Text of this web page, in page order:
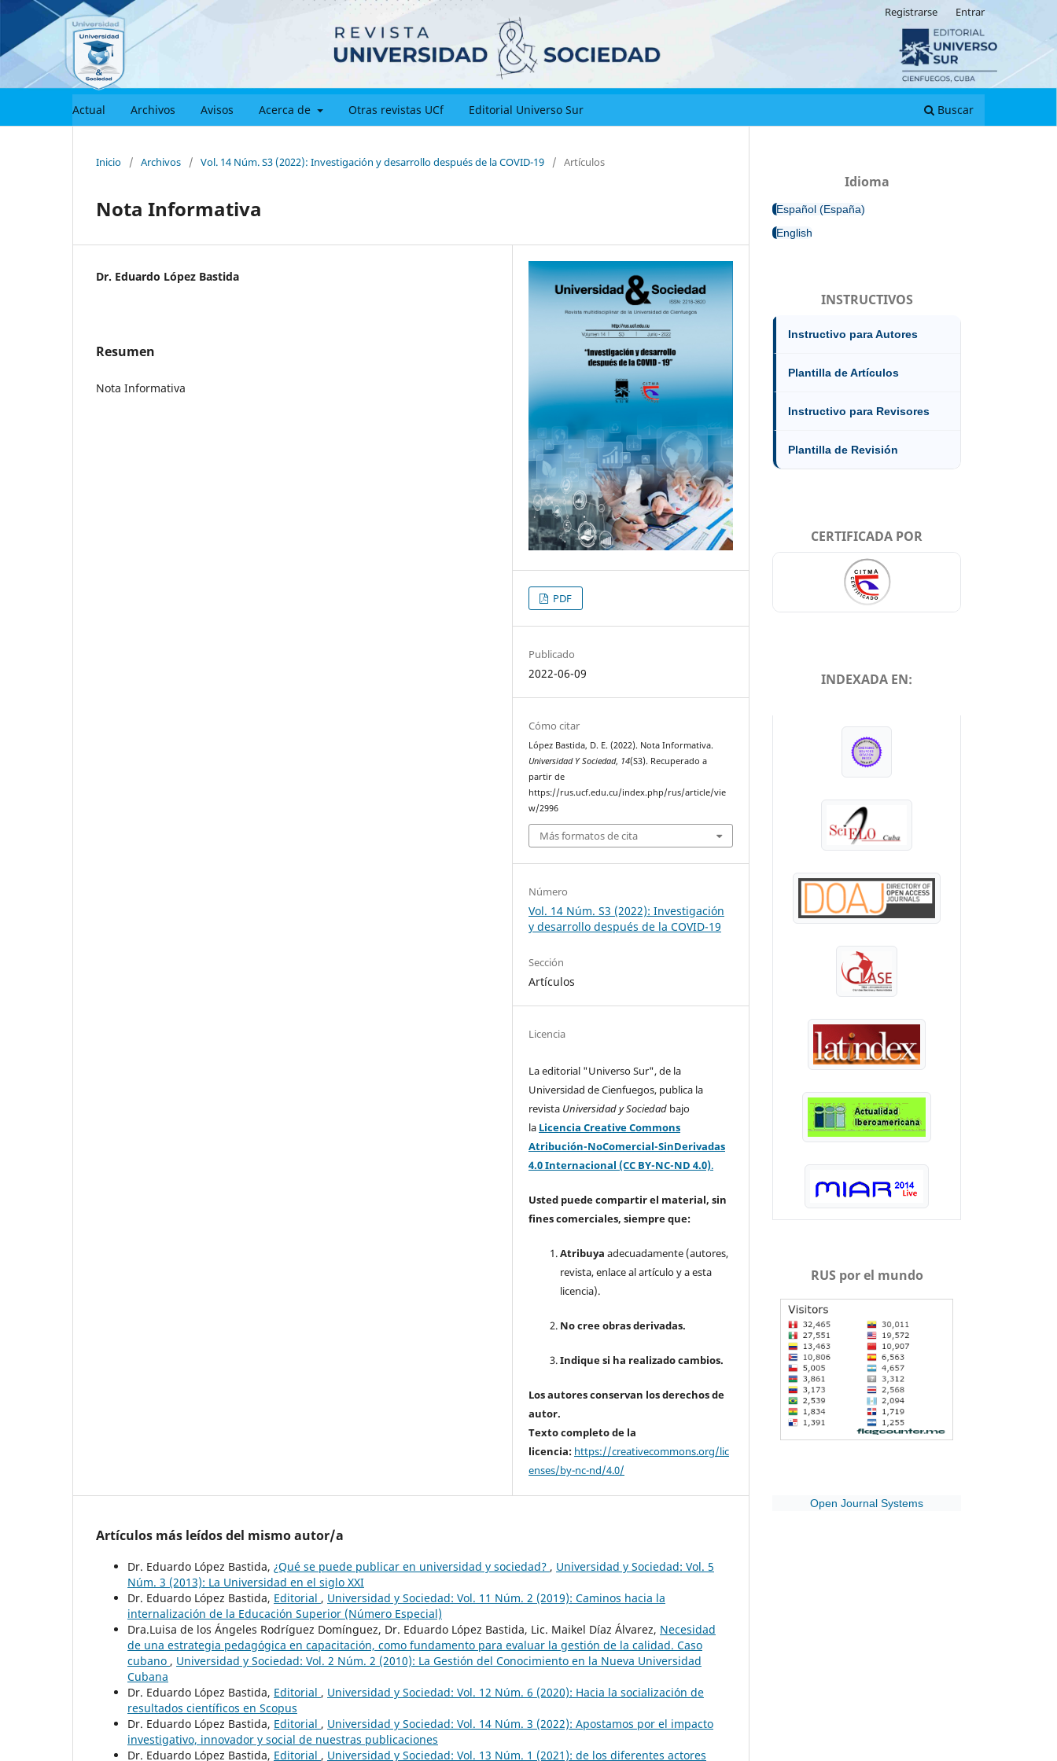
Actual Archivos Avisos Acerca de Otras revistas UCf Editorial Universo Sur Buscar
Registrarse Entrar
Inicio / Archivos / Vol. 14 Núm. S3 (2022): Investigación y desarrollo después de la COVID-19 / Artículos
Nota Informativa
Dr. Eduardo López Bastida
Resumen
Nota Informativa
PDF
Publicado
2022-06-09
Cómo citar
López Bastida, D. E. (2022). Nota Informativa.
Universidad Y Sociedad, 14(S3). Recuperado a
partir de
https://rus.ucf.edu.cu/index.php/rus/article/vie
w/2996
Más formatos de cita
Número
Vol. 14 Núm. S3 (2022): Investigación
y desarrollo después de la COVID-19
Sección
Artículos
Licencia
La editorial "Universo Sur", de la
Universidad de Cienfuegos, publica la
revista Universidad y Sociedad bajo
la Licencia Creative Commons
Atribución-NoComercial-SinDerivadas
4.0 Internacional (CC BY-NC-ND 4.0).
Usted puede compartir el material, sin
fines comerciales, siempre que:
Atribuya adecuadamente (autores,
revista, enlace al artículo y a esta
licencia).
No cree obras derivadas.
Indique si ha realizado cambios.
Los autores conservan los derechos de
autor.
Texto completo de la
licencia: https://creativecommons.org/lic
enses/by-nc-nd/4.0/
Artículos más leídos del mismo autor/a
Dr. Eduardo López Bastida, ¿Qué se puede publicar en universidad y sociedad? , Universidad y Sociedad: Vol. 5
Núm. 3 (2013): La Universidad en el siglo XXI
Dr. Eduardo López Bastida, Editorial , Universidad y Sociedad: Vol. 11 Núm. 2 (2019): Caminos hacia la
internalización de la Educación Superior (Número Especial)
Dra.Luisa de los Ángeles Rodríguez Domínguez, Dr. Eduardo López Bastida, Lic. Maikel Díaz Álvarez, Necesidad
de una estrategia pedagógica en capacitación, como fundamento para evaluar la gestión de la calidad. Caso
cubano , Universidad y Sociedad: Vol. 2 Núm. 2 (2010): La Gestión del Conocimiento en la Nueva Universidad
Cubana
Dr. Eduardo López Bastida, Editorial , Universidad y Sociedad: Vol. 12 Núm. 6 (2020): Hacia la socialización de
resultados científicos en Scopus
Dr. Eduardo López Bastida, Editorial , Universidad y Sociedad: Vol. 14 Núm. 3 (2022): Apostamos por el impacto
investigativo, innovador y social de nuestras publicaciones
Dr. Eduardo López Bastida, Editorial , Universidad y Sociedad: Vol. 13 Núm. 1 (2021): de los diferentes actores
Idioma
Español (España)
English
INSTRUCTIVOS
Instructivo para Autores
Plantilla de Artículos
Instructivo para Revisores
Plantilla de Revisión
CERTIFICADA POR
INDEXADA EN:
RUS por el mundo
Open Journal Systems